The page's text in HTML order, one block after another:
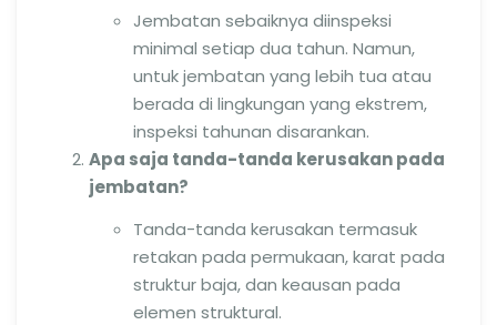
Jembatan sebaiknya diinspeksi
minimal setiap dua tahun. Namun,
untuk jembatan yang lebih tua atau
berada di lingkungan yang ekstrem,
inspeksi tahunan disarankan.
Apa saja tanda-tanda kerusakan pada
jembatan?
Tanda-tanda kerusakan termasuk
retakan pada permukaan, karat pada
struktur baja, dan keausan pada
elemen struktural.